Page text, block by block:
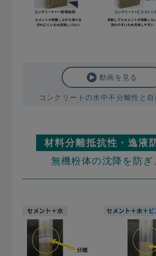
動画を見る
コンクリートの水中不分離性と
材料分離抵抗性・逸液
無機粉体の沈降を防ぎ